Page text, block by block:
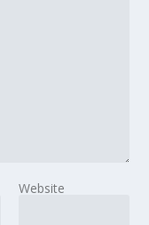
Website